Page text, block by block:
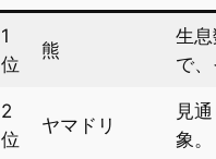
1
位
熊
生
で
2
位
ヤマドリ
見
象。